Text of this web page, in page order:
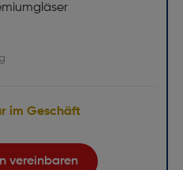
im Geschäft
vereinbaren